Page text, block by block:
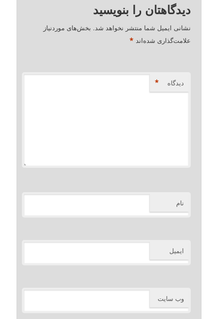
دیدگاهتان را بنویسید
نشانی ایمیل شما منتشر نخواهد شد. بخش‌های موردنیاز
علامت‌گذاری شده‌اند *
دیدگاه *
نام
ایمیل
وب‌ سایت